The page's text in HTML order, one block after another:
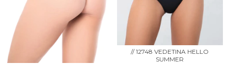
// 12748 VEDETINA HELLO
SUMMER